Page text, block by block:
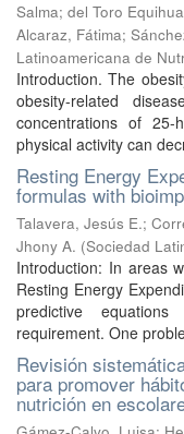
Salma; del Toro
Alcaraz, Fátima;
Latinoamericana de
Introduction. The
obesity-related
concentrations of 25-
physical activity can
Resting Energy
formulas with
Talavera, Jesús E.;
Jhony A. (Sociedad
Introduction: In areas
Resting Energy
predictive
requirement. One
Revisión
para promover
nutrición en